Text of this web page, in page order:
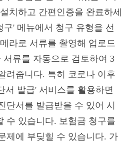
치하고 간편인증을 완료하세
구' 메뉴에서 청구 유형을 선
라로 서류를 촬영해 업로드
류를 자동으로 검토하여 3
려줍니다. 특히 코로나 이후
서 발급' 서비스를 활용하면
단서를 발급받을 수 있어 시
수 있습니다. 보험금 청구를
제에 부딪힐 수 있습니다. 가